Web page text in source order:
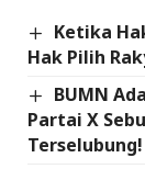
Ketika
Hak Pilih
BUMN
Partai X
Terselubung!